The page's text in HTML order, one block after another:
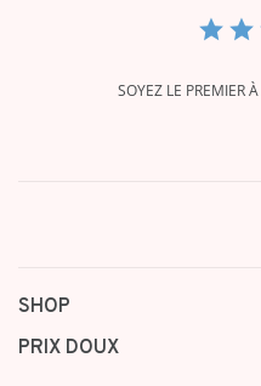
SOYEZ LE PREMIER
SHOP
PRIX DOUX